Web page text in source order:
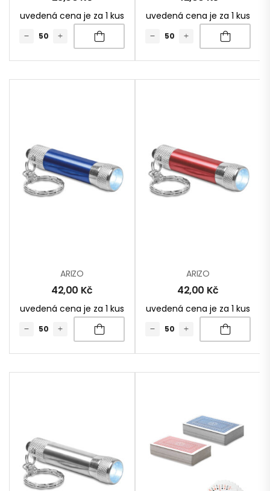
uvedená cena je za 1 kus uvedená cena je za 1 kus
ARIZO
42,00 Kč
uvedená cena je za 1 kus
ARIZO
42,00 Kč
uvedená cena je za 1 kus